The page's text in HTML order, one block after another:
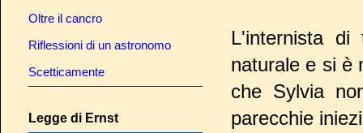
L'internista
naturale e si è
che Sylvia
parecchie
Oltre il cancro
Riflessioni di un astronomo
Scetticamente
Legge di Ernst